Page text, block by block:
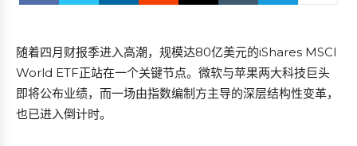
随着四月财报季进入高潮，规模达80亿美元的iShares MSCI
World ETF正站在一个关键节点。微软与苹果两大科技巨头
即将公布业绩，而一场由指数编制方主导的深层结构性变革，
也已进入倒计时。